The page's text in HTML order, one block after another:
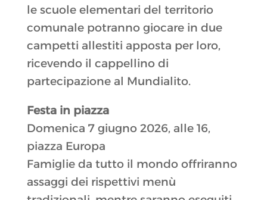
le scuole elementari del territorio
comunale potranno giocare in due
campetti allestiti apposta per loro,
ricevendo il cappellino di
partecipazione al Mundialito.
Festa in piazza
Domenica 7 giugno 2026, alle 16,
piazza Europa
Famiglie da tutto il mondo offriranno
assaggi dei rispettivi menù